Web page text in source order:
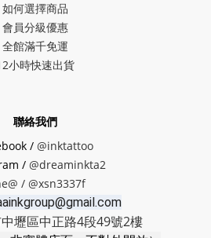
如何選擇商品
會員分級優惠
全館滿千免運
小時快速出貨
聯絡我們
/ @inktattoo
/ @dreaminkta2
/ @xsn3337f
壢區中正路4段49號2樓